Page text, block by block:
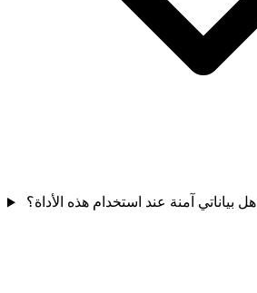
هل بياناتي آمنة عند استخدام هذه الأداة؟